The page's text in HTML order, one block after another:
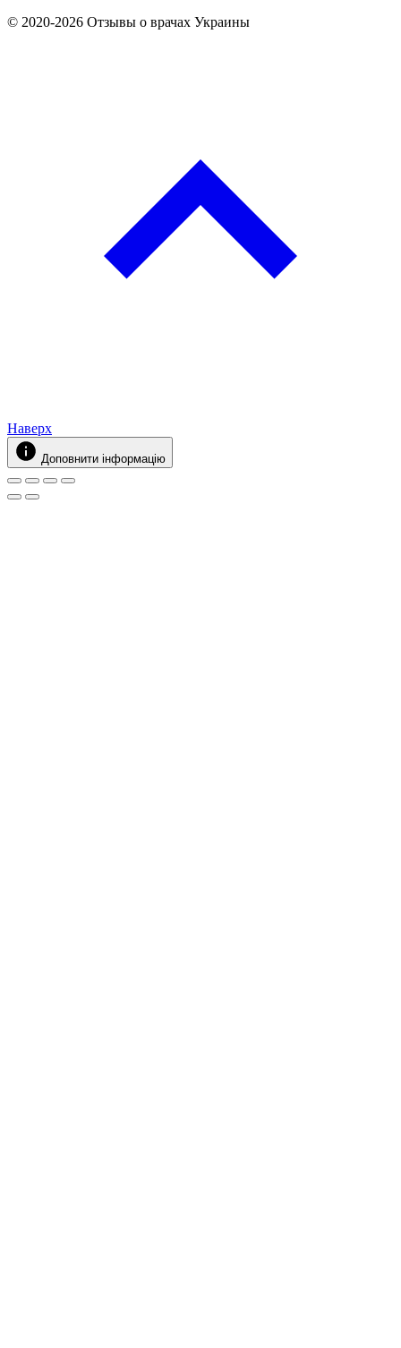
© 2020-2026 Отзывы о врачах Украины
Наверх
Доповнити інформацію